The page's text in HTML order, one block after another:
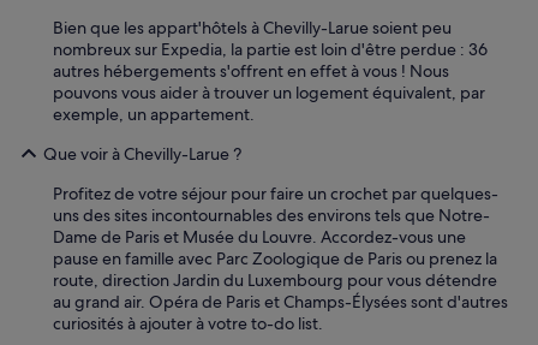
Bien que les appart'hôtels à Chevilly-Larue soient peu
nombreux sur Expedia, la partie est loin d'être perdue : 36
autres hébergements s'offrent en effet à vous ! Nous
pouvons vous aider à trouver un logement équivalent, par
exemple, un appartement.
Que voir à Chevilly-Larue ?
Profitez de votre séjour pour faire un crochet par quelques-
uns des sites incontournables des environs tels que Notre-
Dame de Paris et Musée du Louvre. Accordez-vous une
pause en famille avec Parc Zoologique de Paris ou prenez la
route, direction Jardin du Luxembourg pour vous détendre
au grand air. Opéra de Paris et Champs-Élysées sont d'autres
curiosités à ajouter à votre to-do list.